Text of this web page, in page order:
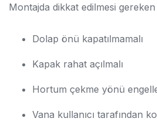
Montajda dikkat edilmesi
Dolap önü kapatılmamalı
Kapak rahat açılmalı
Hortum çekme yönü
Vana kullanıcı tarafından